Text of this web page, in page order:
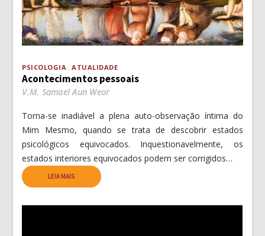
PSICOLOGIA ATUALIDADE
Acontecimentos pessoais
V.M. Samael Aun Weor
Torna-se inadiável a plena auto-observação íntima do
Mim Mesmo, quando se trata de descobrir estados
psicológicos equivocados. Inquestionavelmente, os
estados interiores equivocados podem ser corrigidos…
LEIA MAIS